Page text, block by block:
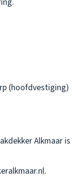
(hoofdvestiging)
Alkmaar is